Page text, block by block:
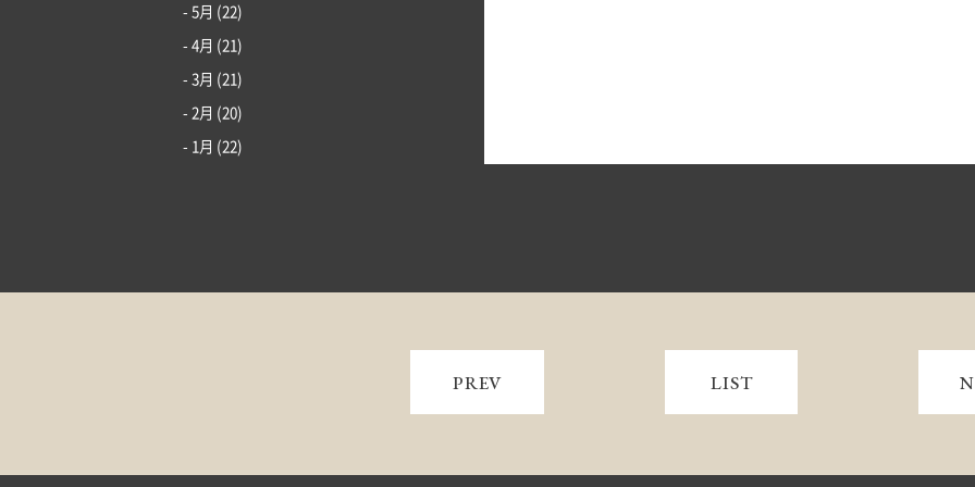
- 5月 (22)
- 4月 (21)
- 3月 (21)
- 2月 (20)
- 1月 (22)
PREV LIST